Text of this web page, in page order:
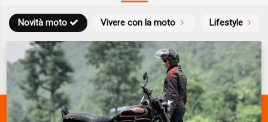
Novità moto Vivere con la moto Lifestyle